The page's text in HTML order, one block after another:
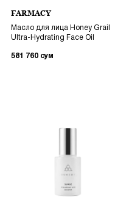
FARMACY
Масло для лица Honey Grail
Ultra-Hydrating Face Oil
581 760 сум